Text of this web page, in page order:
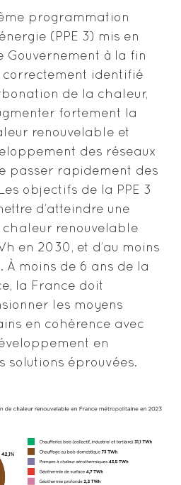
programmation
(PPE 3) mis en
Gouvernement à la fin
correctement identifié
de la chaleur,
fortement la
renouvelable et
des réseaux
passer rapidement des
objectifs de la PPE 3
d’atteindre une
renouvelable
en 2030, et d’au moins
À moins de 6 ans de la
la France doit
les moyens
en cohérence avec
en
solutions éprouvées.